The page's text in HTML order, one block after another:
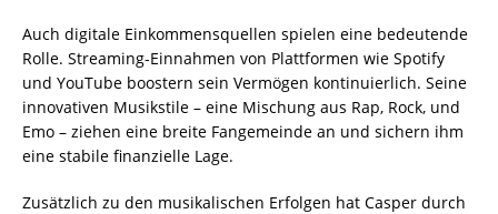
Auch digitale Einkommensquellen spielen eine bedeutende
Rolle. Streaming-Einnahmen von Plattformen wie Spotify
und YouTube boostern sein Vermögen kontinuierlich. Seine
innovativen Musikstile – eine Mischung aus Rap, Rock, und
Emo – ziehen eine breite Fangemeinde an und sichern ihm
eine stabile finanzielle Lage.
Zusätzlich zu den musikalischen Erfolgen hat Casper durch